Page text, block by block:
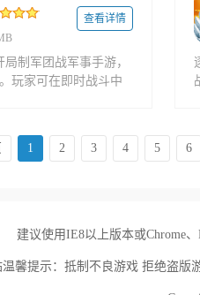
查看详情
制军团战军事手游，
玩家可在即时战斗中
1 2 3 4 5 6
建议使用IE8以上版本或Chrome
温馨提示：抵制不良游戏 拒绝盗